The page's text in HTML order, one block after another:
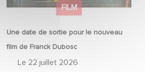
FILM
Une date de sortie pour le nouveau
film de Franck Dubosc
Le 22 juillet 2026